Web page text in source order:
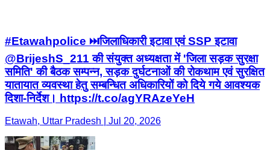
#Etawahpolice ⏭️जिलाधिकारी इटावा एवं SSP इटावा
@BrijeshS_211 की संयुक्त अध्यक्षता में 'जिला सड़क सुरक्षा
समिति' की बैठक सम्पन्न, सड़क दुर्घटनाओं की रोकथाम एवं सुरक्षित
यातायात व्यवस्था हेतु सम्बन्धित अधिकारियों को दिये गये आवश्यक
दिशा-निर्देश। https://t.co/agYRAzeYeH
Etawah, Uttar Pradesh | Jul 20, 2026